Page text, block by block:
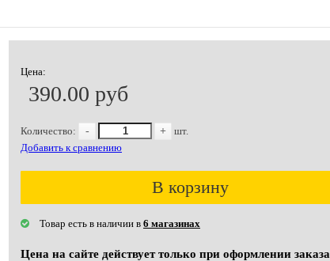
Цена:
390.00 руб
Количество: - +
шт.
Добавить к сравнению
В корзину
Товар есть в наличии в 6 магазинах
Цена на сайте действует только при оформлении заказа